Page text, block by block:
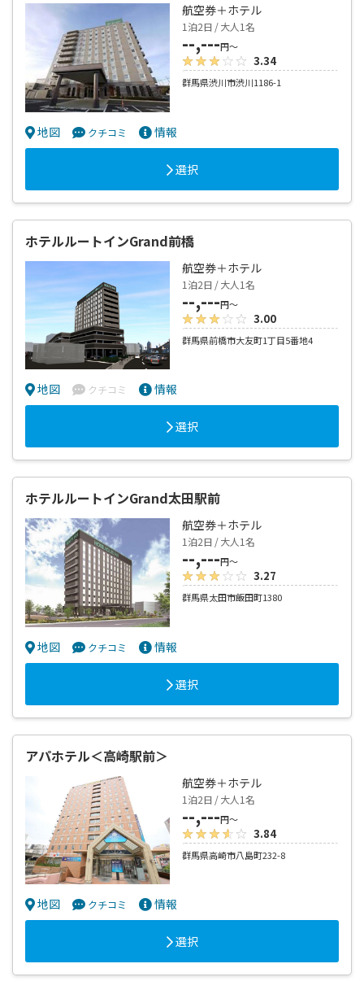
航空券＋ホテル
1泊2日 / 大人1名
--,---円～
3.34
群馬県渋川市渋川1186-1
地図 クチコミ 情報
選択
ホテルルートインGrand前橋
航空券＋ホテル
1泊2日 / 大人1名
--,---円～
3.00
群馬県前橋市大友町1丁目5番地4
地図 クチコミ 情報
選択
ホテルルートインGrand太田駅前
航空券＋ホテル
1泊2日 / 大人1名
--,---円～
3.27
群馬県太田市飯田町1380
地図 クチコミ 情報
選択
アパホテル＜高崎駅前＞
航空券＋ホテル
1泊2日 / 大人1名
--,---円～
3.84
群馬県高崎市八島町232-8
地図 クチコミ 情報
選択